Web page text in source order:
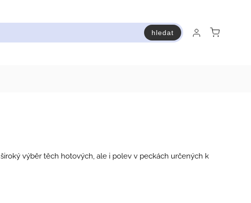
hledat
výběr těch hotových, ale i polev v peckách určených k